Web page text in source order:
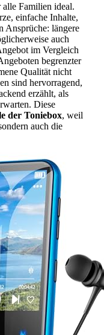
Familien ideal.
einfache Inhalte,
Ansprüche: längere
auch
im Vergleich
begrenzter
Qualität nicht
sind hervorragend,
erzählt, als
Diese
der Toniebox, weil
auch die